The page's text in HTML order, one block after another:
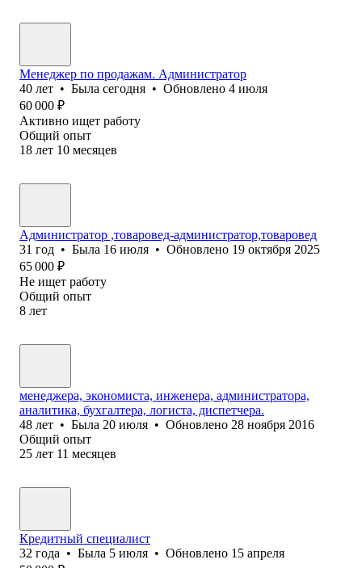
Менеджер по продажам. Администратор
40 лет • Была сегодня • Обновлено 4 июля
60 000 ₽
Активно ищет работу
Общий опыт
18 лет 10 месяцев
Администратор ,товаровед-администратор,товаровед
31 год • Была 16 июля • Обновлено 19 октября 2025
65 000 ₽
Не ищет работу
Общий опыт
8 лет
менеджера, экономиста, инженера, администратора,
аналитика, бухгалтера, логиста, диспетчера.
48 лет • Была 20 июля • Обновлено 28 ноября 2016
Общий опыт
25 лет 11 месяцев
Кредитный специалист
32 года • Была 5 июля • Обновлено 15 апреля